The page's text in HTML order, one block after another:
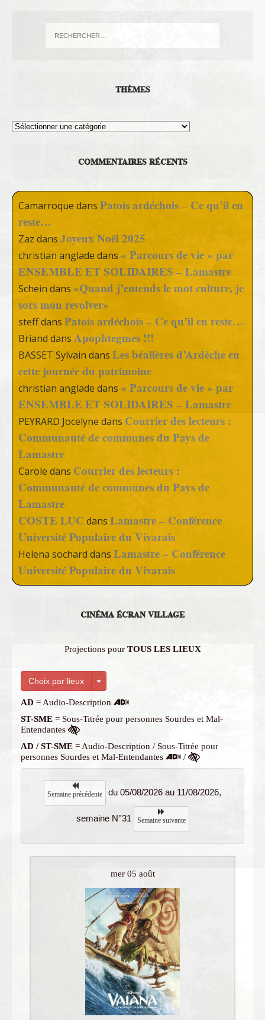
THÈMES
Thèmes
COMMENTAIRES RÉCENTS
Camarroque dans Patois ardéchois – Ce qu’il en
reste…
Zaz dans Joyeux Noël 2025
christian anglade dans « Parcours de vie » par
ENSEMBLE ET SOLIDAIRES – Lamastre
Schein dans «Quand j’entends le mot culture, je
sors mon revolver»
steffdans Patois ardéchois – Ce qu’il en reste…
Briand dans Apophtegmes !!!
BASSET Sylvain dans Les béalières d’Ardèche en
cette journée du patrimoine
christian anglade dans « Parcours de vie » par
ENSEMBLE ET SOLIDAIRES – Lamastre
PEYRARD Jocelyne dans Courrier des lecteurs :
Communauté de communes du Pays de
Lamastre
Carole dans Courrier des lecteurs :
Communauté de communes du Pays de
Lamastre
COSTE LUC dans Lamastre – Conférence
Université Populaire du Vivarais
Helena sochard dans Lamastre – Conférence
Université Populaire du Vivarais
CINÉMA ÉCRAN VILLAGE